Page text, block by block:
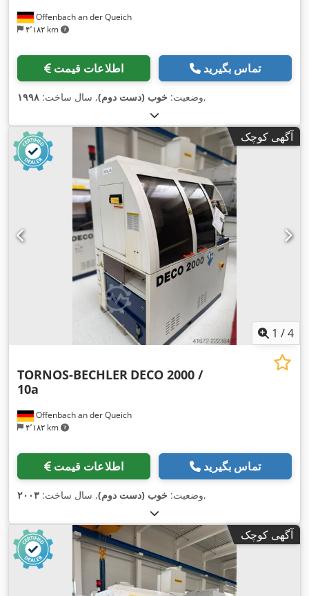
Offenbach an der Queich
۴٬۱۸۲ km
اطلاعات قیمت تماس بگیرید
وضعیت: خوب (دست دوم), سال ساخت: ۱۹۹۸ ,
آگهی کوچک
1 /4
Offenbach an der Queich
۴٬۱۸۲ km
TORNOS-BECHLER DECO 2000 /
10a
اطلاعات قیمت تماس بگیرید
وضعیت: خوب (دست دوم), سال ساخت: ۲۰۰۳ ,
آگهی کوچک